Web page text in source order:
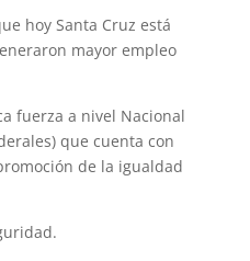
hoy Santa Cruz está
mayor empleo
fuerza a nivel Nacional
que cuenta con
de la igualdad